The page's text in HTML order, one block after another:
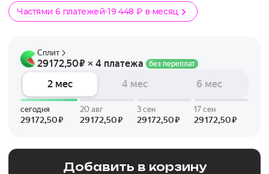
Частями 6 платежей 19 448 ₽ в месяц
Добавить в корзину